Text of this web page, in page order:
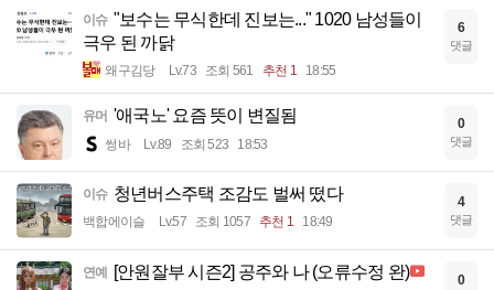
이슈 "보수는 무식한데 진보는..." 1020 남성들이
극우 된 까닭
왜구김당 Lv.73 조회 561 추천 1 18:55
6
댓글
유머 '애국노' 요즘 뜻이 변질됨
썽바 Lv.89 조회 523 18:53
0
댓글
이슈 청년버스주택 조감도 벌써 떴다
백합에이슬 Lv.57 조회 1057 추천 1 18:49
4
댓글
연예 [안원잘부 시즌2] 공주와 나 (오류수정 완) 0